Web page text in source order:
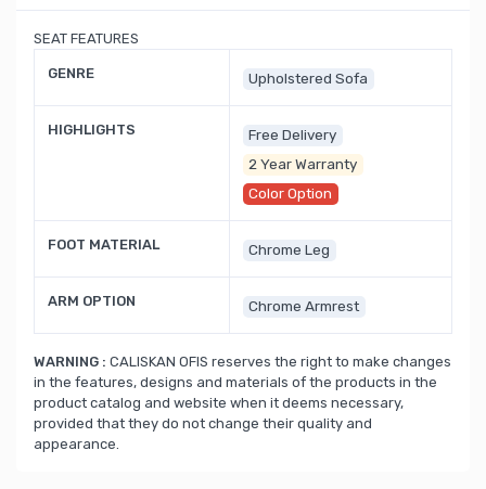
SEAT FEATURES
GENRE Upholstered Sofa
HIGHLIGHTS
Free Delivery
2 Year Warranty
Color Option
FOOT MATERIAL Chrome Leg
ARM OPTION Chrome Armrest
WARNING : CALISKAN OFIS reserves the right to make changes
in the features, designs and materials of the products in the
product catalog and website when it deems necessary,
provided that they do not change their quality and
appearance.